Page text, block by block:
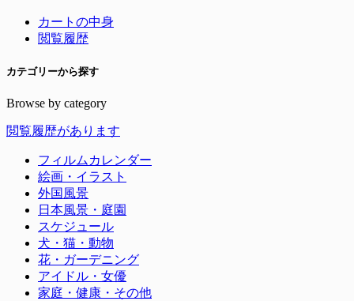
カートの中身
閲覧履歴
カテゴリーから探す
Browse by category
閲覧履歴があります
フィルムカレンダー
絵画・イラスト
外国風景
日本風景・庭園
スケジュール
犬・猫・動物
花・ガーデニング
アイドル・女優
家庭・健康・その他